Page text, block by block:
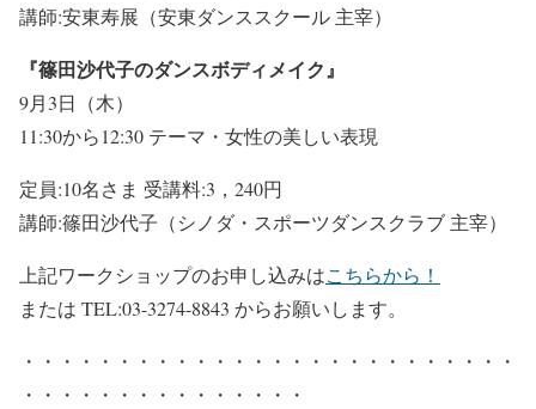
講師:安東寿展（安東ダンススクール 主宰）
『篠田沙代子のダンスボディメイク』
9月3日（木）
11:30から12:30 テーマ・女性の美しい表現
定員:10名さま 受講料:3，240円
講師:篠田沙代子（シノダ・スポーツダンスクラブ 主宰）
上記ワークショップのお申し込みはこちらから！
または TEL:03-3274-8843 からお願いします。
・・・・・・・・・・・・・・・・・・・・・・・・・・
・・・・・・・・・・・・・・・